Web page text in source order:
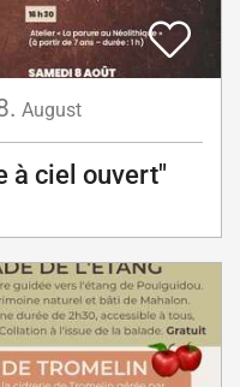
August
à ciel ouvert"